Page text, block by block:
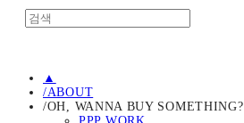
▲
/ABOUT
/OH, WANNA BUY SOMETHING?